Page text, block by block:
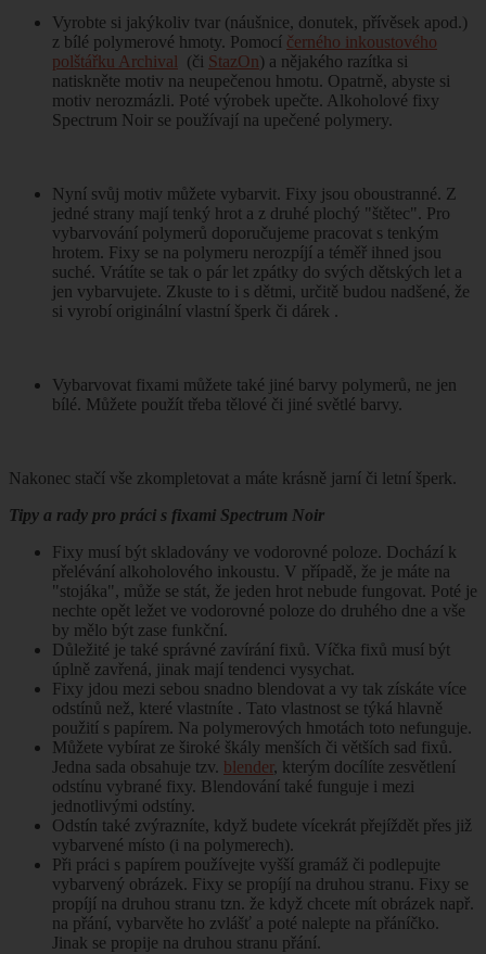
Vyrobte si jakýkoliv tvar (náušnice, donutek, přívěsek apod.)
z bílé polymerové hmoty. Pomocí černého inkoustového
polštářku Archival (či StazOn) a nějakého razítka si
natiskněte motiv na neupečenou hmotu. Opatrně, abyste si
motiv nerozmázli. Poté výrobek upečte. Alkoholové fixy
Spectrum Noir se používají na upečené polymery.
Nyní svůj motiv můžete vybarvit. Fixy jsou oboustranné. Z
jedné strany mají tenký hrot a z druhé plochý "štětec". Pro
vybarvování polymerů doporučujeme pracovat s tenkým
hrotem. Fixy se na polymeru nerozpíjí a téměř ihned jsou
suché. Vrátíte se tak o pár let zpátky do svých dětských let a
jen vybarvujete. Zkuste to i s dětmi, určitě budou nadšené, že
si vyrobí originální vlastní šperk či dárek .
Vybarvovat fixami můžete také jiné barvy polymerů, ne jen
bílé. Můžete použít třeba tělové či jiné světlé barvy.
Nakonec stačí vše zkompletovat a máte krásně jarní či letní šperk.
Tipy a rady pro práci s fixami Spectrum Noir
Fixy musí být skladovány ve vodorovné poloze. Dochází k
přelévání alkoholového inkoustu. V případě, že je máte na
"stojáka", může se stát, že jeden hrot nebude fungovat. Poté je
nechte opět ležet ve vodorovné poloze do druhého dne a vše
by mělo být zase funkční.
Důležité je také správné zavírání fixů. Víčka fixů musí být
úplně zavřená, jinak mají tendenci vysychat.
Fixy jdou mezi sebou snadno blendovat a vy tak získáte více
odstínů než, které vlastníte . Tato vlastnost se týká hlavně
použití s papírem. Na polymerových hmotách toto nefunguje.
Můžete vybírat ze široké škály menších či větších sad fixů.
Jedna sada obsahuje tzv. blender, kterým docílíte zesvětlení
odstínu vybrané fixy. Blendování také funguje i mezi
jednotlivými odstíny.
Odstín také zvýrazníte, když budete vícekrát přejíždět přes již
vybarvené místo (i na polymerech).
Při práci s papírem používejte vyšší gramáž či podlepujte
vybarvený obrázek. Fixy se propíjí na druhou stranu. Fixy se
propíjí na druhou stranu tzn. že když chcete mít obrázek např.
na přání, vybarvěte ho zvlášť a poté nalepte na přáníčko.
Jinak se propije na druhou stranu přání.